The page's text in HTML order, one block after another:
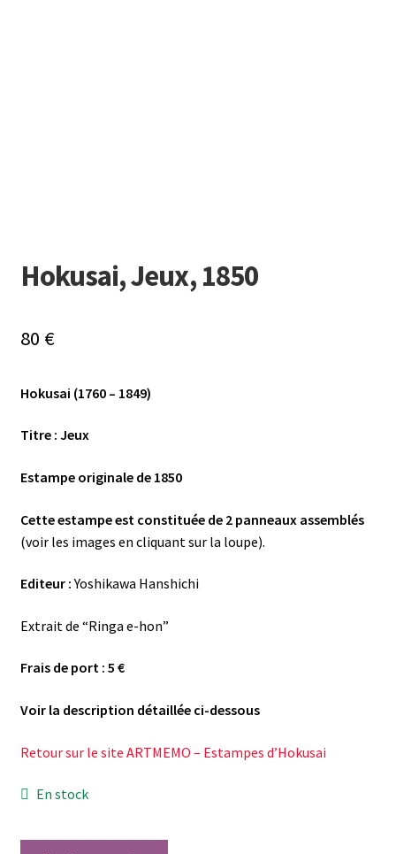
Hokusai, Jeux, 1850
80 €
Hokusai (1760 – 1849)
Titre : Jeux
Estampe originale de 1850
Cette estampe est constituée de 2 panneaux assemblés
(voir les images en cliquant sur la loupe).
Editeur :Yoshikawa Hanshichi
Extrait de “Ringa e-hon”
Frais de port : 5 €
Voir la description détaillée ci-dessous
Retour sur le site ARTMEMO – Estampes d’Hokusai
En stock